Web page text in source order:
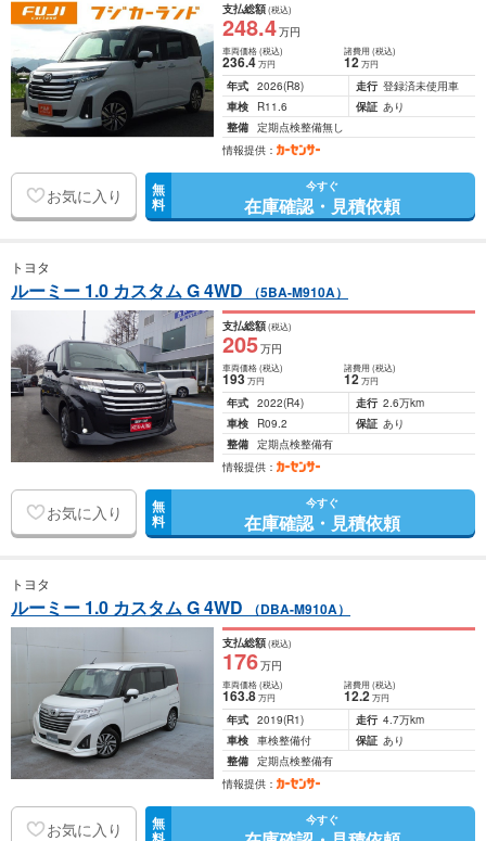
支払総額(税込)
248.4万円
車両価格(税込)
236.4万円
諸費用 (税込)
12 万円
年式 2026(R8) 走行 登録済未使用車
車検
R11.6 保証 あり
整備 定期点検整備無し
情報提供：
お気に入り 無
料
今すぐ
在庫確認・見積依頼
トヨタ
ルーミー 1.0 カスタム G 4WD （5BA-M910A）
支払総額(税込)
205万円
車両価格(税込)
193万円
諸費用 (税込)
12 万円
年式 2022(R4) 走行 2.6万km
車検
R09.2 保証 あり
整備 定期点検整備有
情報提供：
お気に入り 無
料
今すぐ
在庫確認・見積依頼
トヨタ
ルーミー 1.0 カスタム G 4WD （DBA-M910A）
支払総額(税込)
176万円
車両価格(税込)
163.8万円
諸費用 (税込)
12.2 万円
年式 2019(R1) 走行 4.7万km
車検 車検整備付 保証 あり
整備 定期点検整備有
情報提供：
お気に入り 無 今すぐ